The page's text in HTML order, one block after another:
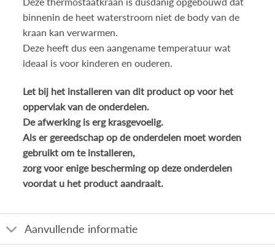
binnenin de heet waterstroom niet de body van de
kraan kan verwarmen.
Deze heeft dus een aangename temperatuur wat
ideaal is voor kinderen en ouderen.
Let bij het installeren van dit product op voor het
oppervlak van de onderdelen.
De afwerking is erg krasgevoelig.
Als er gereedschap op de onderdelen moet worden
gebruikt om te installeren,
zorg voor enige bescherming op deze onderdelen
voordat u het product aandraait.
Aanvullende informatie